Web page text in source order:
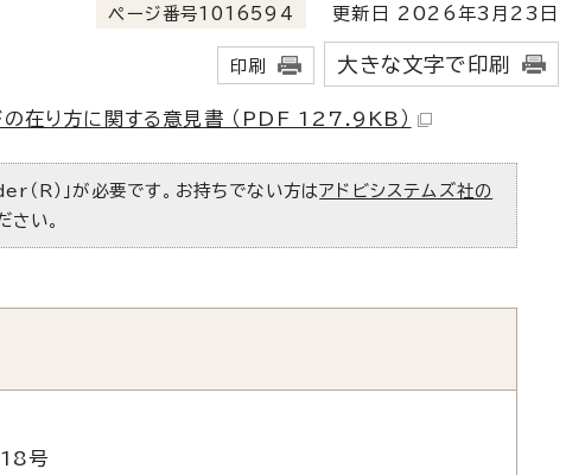
ページ番号1016594 更新日 2026年3月23日
印刷 大きな文字で印刷
在り方に関する意見書 （PDF 127.9KB）
R）」が必要です。お持ちでない方はアドビシステムズ社の
さい。
号